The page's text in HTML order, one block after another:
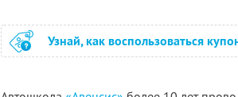
Узнай, как воспользоваться